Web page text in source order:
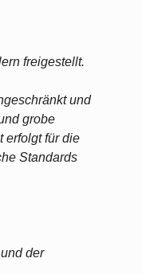
freigestellt.
und
grobe
erfolgt für die
Standards
der